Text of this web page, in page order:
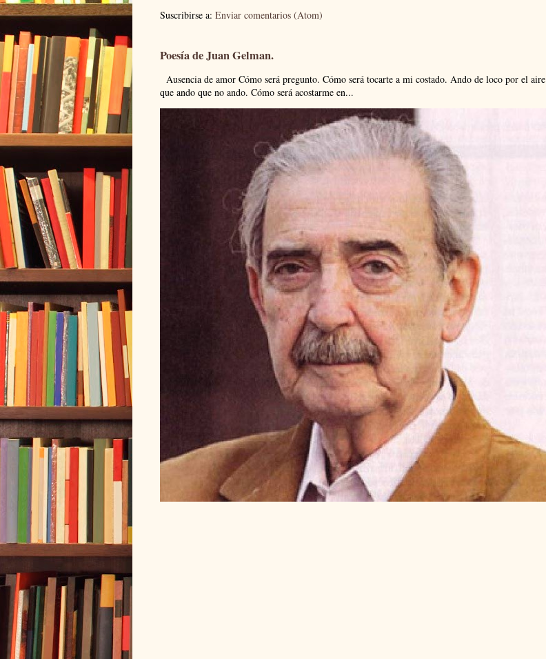
Suscribirse a: Enviar comentarios (Atom)
Poesía de Juan Gelman.
Ausencia de amor Cómo será pregunto. Cómo será tocarte a mi costado. Ando de loco por el aire
que ando que no ando. Cómo será acostarme en...